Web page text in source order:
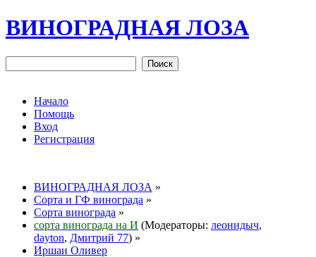
ВИНОГРАДНАЯ ЛОЗА
Начало
Помощь
Вход
Регистрация
ВИНОГРАДНАЯ ЛОЗА »
Сорта и ГФ винограда »
Сорта винограда »
сорта винограда на И (Модераторы: леонидыч,
dayton, Дмитрий 77) »
Иршаи Оливер